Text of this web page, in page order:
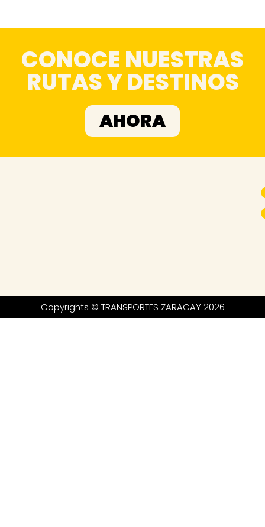
CONOCE NUESTRAS
RUTAS Y DESTINOS
AHORA
Copyrights © TRANSPORTES ZARACAY 2026